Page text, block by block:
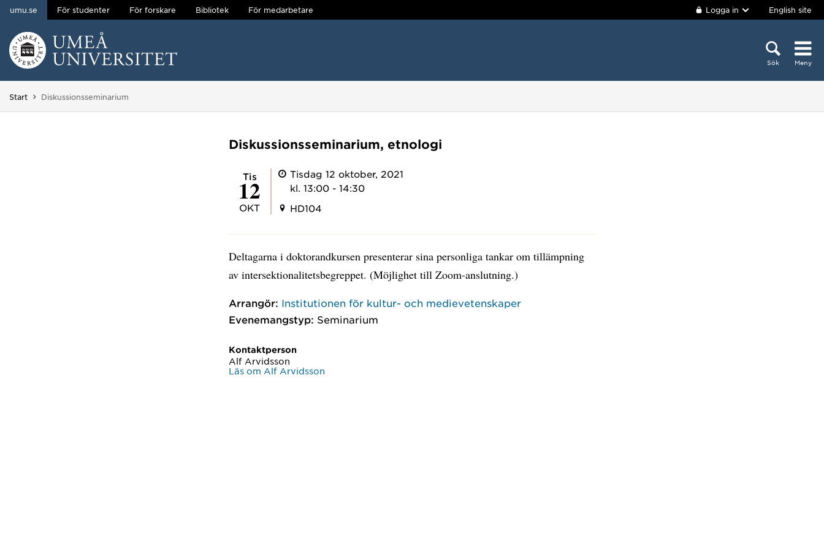
Hoppa direkt till innehållet
umu.se För studenter För forskare Bibliotek För medarbetare Logga in English site
Sök Meny
Huvudmenyn dold.
Start Du är här:
Diskussionsseminarium
Diskussionsseminarium, etnologi
tis
12
OKT
Tisdag 12 oktober, 2021
kl. 13:00 - 14:30
HD104
Deltagarna i doktorandkursen presenterar sina personliga tankar om tillämpning
av intersektionalitetsbegreppet. (Möjlighet till Zoom-anslutning.)
Arrangör: Institutionen för kultur- och medievetenskaper
Evenemangstyp: Seminarium
Kontaktperson
Alf Arvidsson
Läs om Alf Arvidsson